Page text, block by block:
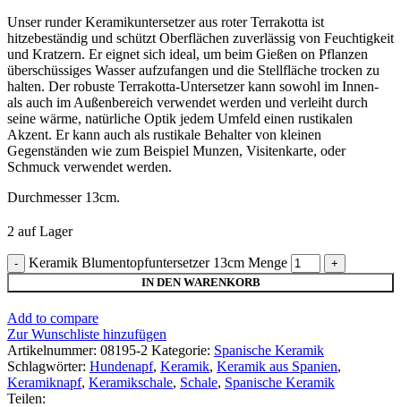
Unser runder Keramikuntersetzer aus roter Terrakotta ist
hitzebeständig und schützt Oberflächen zuverlässig von Feuchtigkeit
und Kratzern. Er eignet sich ideal, um beim Gießen on Pflanzen
überschüssiges Wasser aufzufangen und die Stellfläche trocken zu
halten. Der robuste Terrakotta-Untersetzer kann sowohl im Innen-
als auch im Außenbereich verwendet werden und verleiht durch
seine wärme, natürliche Optik jedem Umfeld einen rustikalen
Akzent. Er kann auch als rustikale Behalter von kleinen
Gegenständen wie zum Beispiel Munzen, Visitenkarte, oder
Schmuck verwendet werden.
Durchmesser 13cm.
2 auf Lager
Keramik Blumentopfuntersetzer 13cm Menge
IN DEN WARENKORB
Add to compare
Zur Wunschliste hinzufügen
Artikelnummer: 08195-2 Kategorie: Spanische Keramik
Schlagwörter: Hundenapf, Keramik, Keramik aus Spanien,
Keramiknapf, Keramikschale, Schale, Spanische Keramik
Teilen: